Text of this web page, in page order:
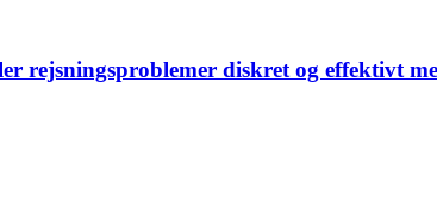
diskret og effektivt